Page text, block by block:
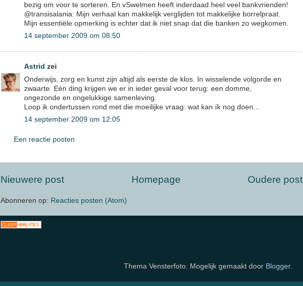
bezig om voor te sorteren. En vSwelmen heeft inderdaad heel veel bankvrienden!
@transisalania: Mijn verhaal kan makkelijk verglijden tot makkelijke borrelpraat.
Mijn essentiële opmerking is echter dat ik niet snap dat die banken zo wegkomen.
14 september 2009 om 08:50
Astrid zei
Onderwijs, zorg en kunst zijn altijd als eerste de klos. In wisselende volgorde en
zwaarte. Eén ding krijgen we er in ieder geval voor terug: een domme,
ongezonde en ongelukkige samenleving.
Loop ik ondertussen rond met die moeilijke vraag: wat kan ík nog doen...
14 september 2009 om 12:05
Een reactie posten
Nieuwere post Oudere post
Homepage
Abonneren op: Reacties posten (Atom)
Thema Vensterfoto. Mogelijk gemaakt door Blogger.